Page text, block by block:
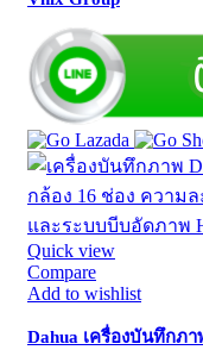
Quick view
Compare
Add to wishlist
Dahua เครื่องบันทึกภ